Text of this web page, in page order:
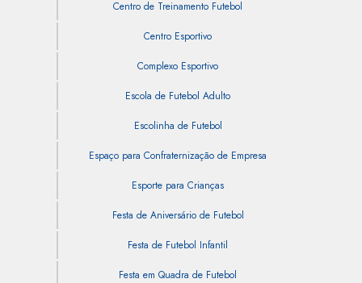
Centro de Treinamento Futebol
Centro Esportivo
Complexo Esportivo
Escola de Futebol Adulto
Escolinha de Futebol
Espaço para Confraternização de Empresa
Esporte para Crianças
Festa de Aniversário de Futebol
Festa de Futebol Infantil
Festa em Quadra de Futebol